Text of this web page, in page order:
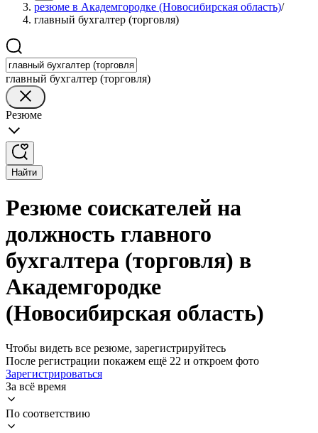
резюме в Академгородке (Новосибирская область)/
главный бухгалтер (торговля)
главный бухгалтер (торговля)
Резюме
Найти
Резюме соискателей на
должность главного
бухгалтера (торговля) в
Академгородке
(Новосибирская область)
Чтобы видеть все резюме, зарегистрируйтесь
После регистрации покажем ещё 22 и откроем фото
Зарегистрироваться
За всё время
По соответствию